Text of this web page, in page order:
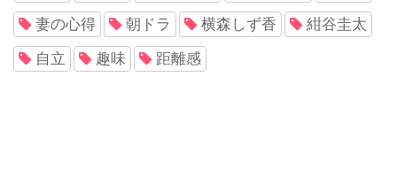
妻の心得 朝ドラ 横森しず香 紺谷圭太
自立 趣味 距離感